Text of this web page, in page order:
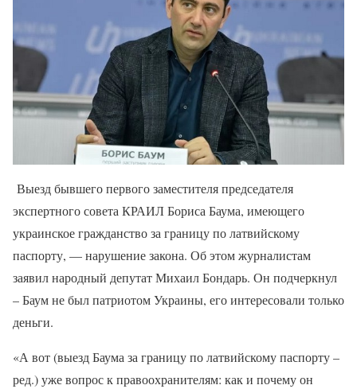
Выезд бывшего первого заместителя председателя
экспертного совета КРАИЛ Бориса Баума, имеющего
украинское гражданство за границу по латвийскому
паспорту, — нарушение закона. Об этом журналистам
заявил народный депутат Михаил Бондарь. Он подчеркнул
– Баум не был патриотом Украины, его интересовали только
деньги.
«А вот (выезд Баума за границу по латвийскому паспорту –
ред.) уже вопрос к правоохранителям: как и почему он